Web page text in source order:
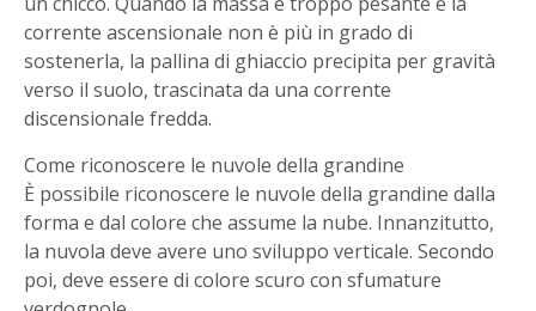
corrente ascensionale non è più in grado di
sostenerla, la pallina di ghiaccio precipita per gravità
verso il suolo, trascinata da una corrente
discensionale fredda.
Come riconoscere le nuvole della grandine
È possibile riconoscere le nuvole della grandine dalla
forma e dal colore che assume la nube. Innanzitutto,
la nuvola deve avere uno sviluppo verticale. Secondo
poi, deve essere di colore scuro con sfumature